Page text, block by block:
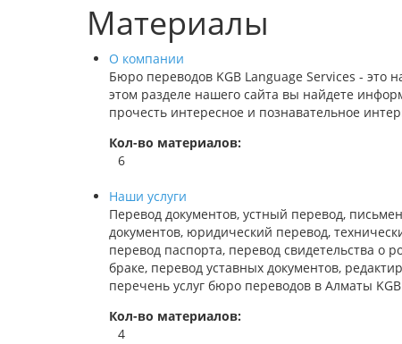
Материалы
О компании
Бюро переводов KGB Language Services - это
этом разделе нашего сайта вы найдете
прочесть интересное и познавательное
Кол-во материалов:
6
Наши услуги
Перевод документов, устный перевод,
документов, юридический перевод,
перевод паспорта, перевод свидетельства о
браке, перевод уставных документов,
перечень услуг бюро переводов в Алматы
Кол-во материалов:
4